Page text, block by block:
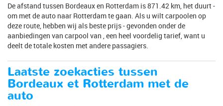
De afstand tussen Bordeaux en Rotterdam is 871.42 km, het duurt -
om met de auto naar Rotterdam te gaan. Als u wilt carpoolen op
deze route, hebben wij als beste prijs - gevonden onder de
aanbiedingen van carpool van , een heel voordelig tarief, want u
deelt de totale kosten met andere passagiers.
Laatste zoekacties tussen
Bordeaux et Rotterdam met de
auto